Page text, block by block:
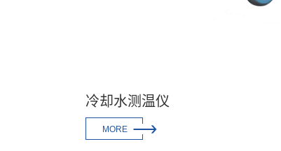
冷却水测温仪
MORE 